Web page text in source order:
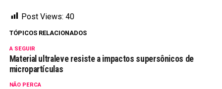
Post Views: 40
TÓPICOS RELACIONADOS
A SEGUIR
Material ultraleve resiste a impactos supersônicos de
micropartículas
NÃO PERCA